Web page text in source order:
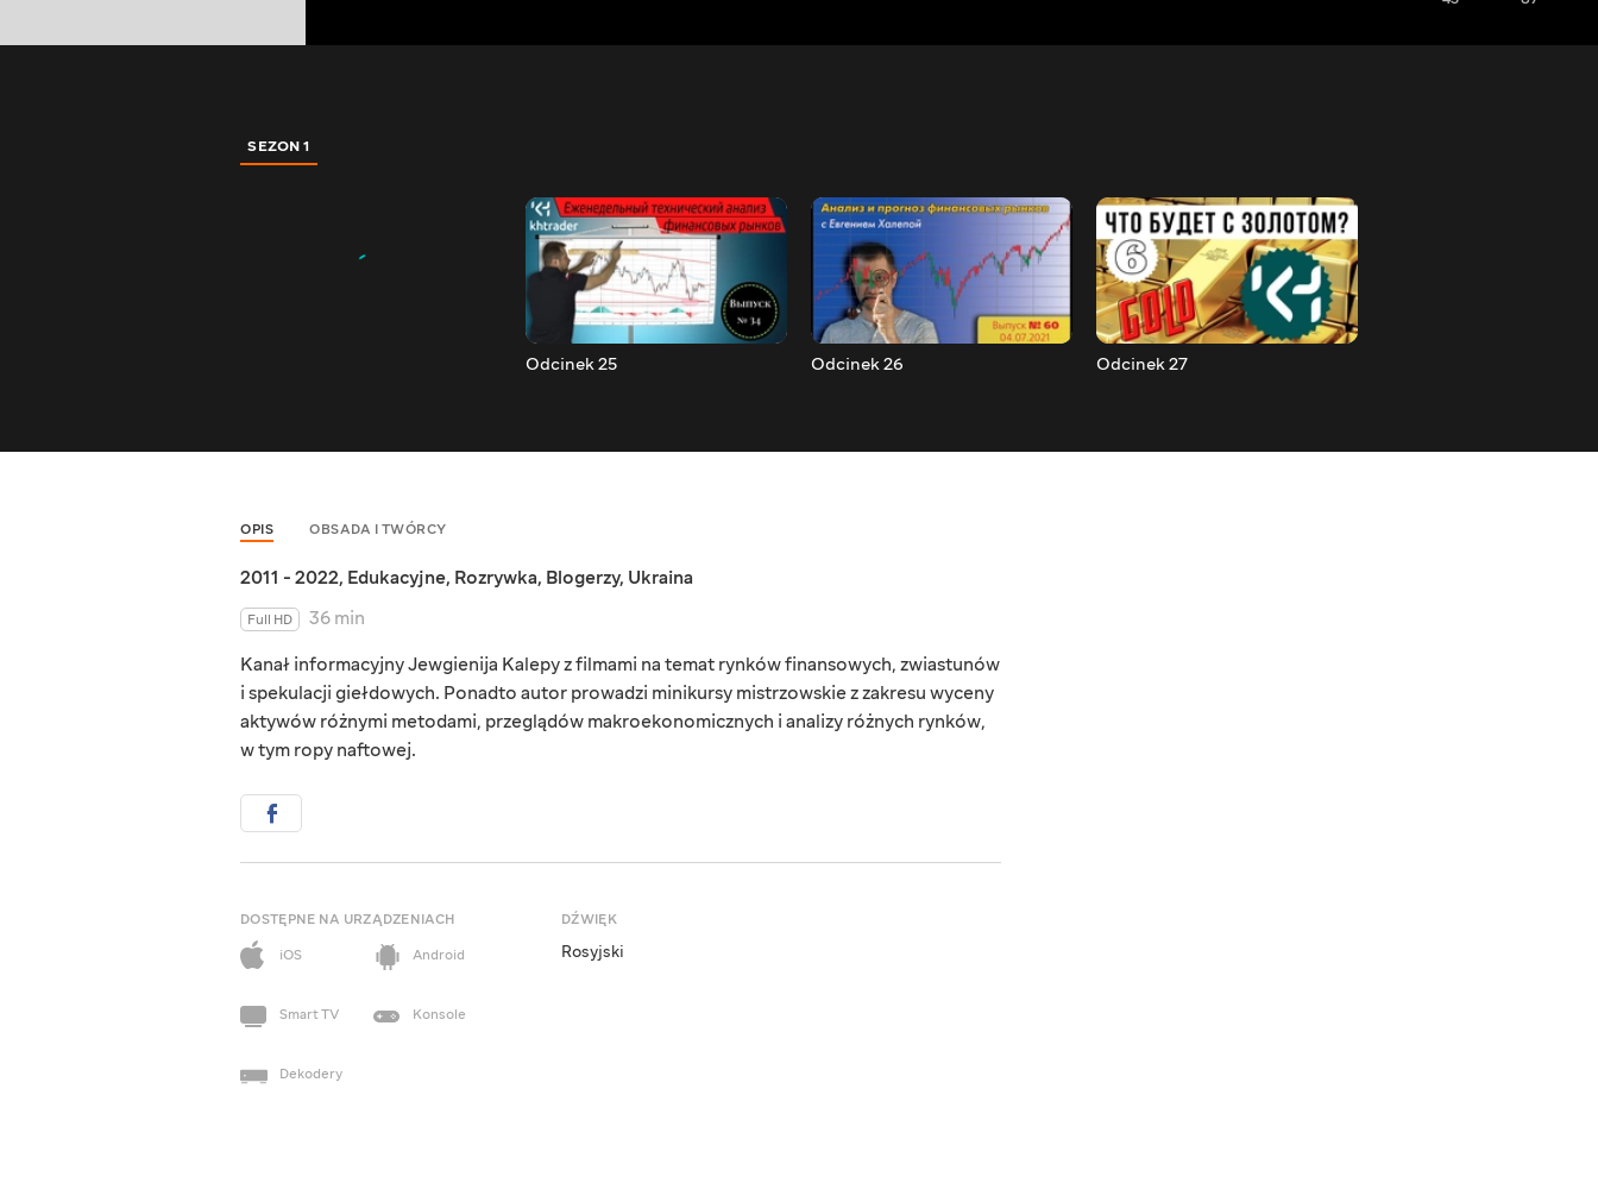
SEZON 1
Odcinek 25 Odcinek 26 Odcinek 27
OPIS OBSADA I TWÓRCY
2011 - 2022, Edukacyjne, Rozrywka, Blogerzy, Ukraina
Full HD
36 min
Kanał informacyjny Jewgienija Kalepy z filmami na temat rynków finansowych, zwiastunów
i spekulacji giełdowych. Ponadto autor prowadzi minikursy mistrzowskie z zakresu wyceny
aktywów różnymi metodami, przeglądów makroekonomicznych i analizy różnych rynków,
w tym ropy naftowej.
DOSTĘPNE NA URZĄDZENIACH
iOS
Android
Smart TV Konsole
Dekodery
DŹWIĘK
Rosyjski